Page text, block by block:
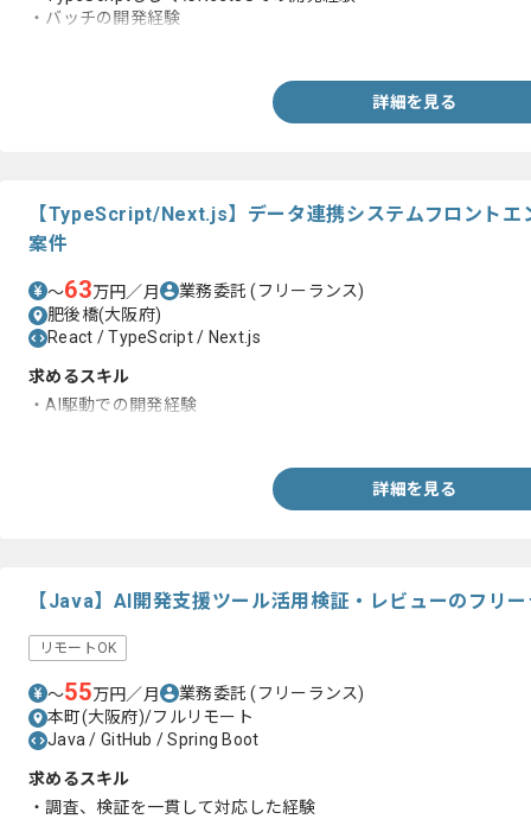
・バッチの開発経験
詳細を見る
【TypeScript/Next.js】データ連携システムフロントエ
案件
〜63万円／月 業務委託(フリーランス)
肥後橋(大阪府)
React / TypeScript / Next.js
求めるスキル
・AI駆動での開発経験
詳細を見る
【Java】AI開発支援ツール活用検証・レビューのフリ
リモートOK
〜55万円／月 業務委託(フリーランス)
本町(大阪府)/フルリモート
Java / GitHub / Spring Boot
求めるスキル
・調査、検証を一貫して対応した経験